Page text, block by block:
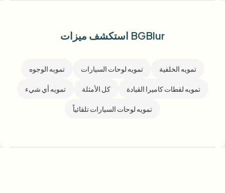
استكشف ميزات BGBlur
تمويه الوجوه تمويه لوحات السيارات تمويه الخلفية
تمويه أي شيء كل الأمثلة تمويه لقطات كاميرا القيادة
تمويه لوحات السيارات تلقائياً